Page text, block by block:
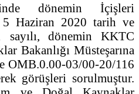
dönemin İçişleri
5 Haziran 2020 tarih ve
sayılı, dönemin KKTC
Bakanlığı Müsteşarına
OMB.0.00-03/00-20/116
görüşleri sorulmuştur.